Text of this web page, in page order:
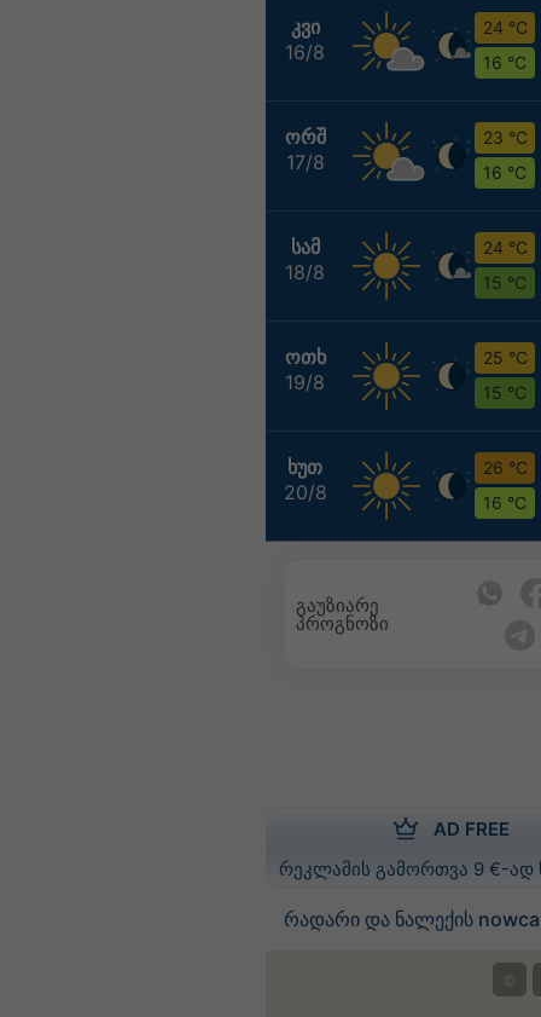
ᲙᲕᲘ
16/8
24 °C
16 °C
ᲝᲠᲨ
17/8
23 °C
16 °C
ᲡᲐᲛ
18/8
24 °C
15 °C
ᲝᲗᲮ
19/8
25 °C
15 °C
ᲮᲣᲗ
20/8
26 °C
16 °C
გაუზიარე
პროგნოზი
AD FREE
რეკლამის გამორთვა 9 €-ად
რადარი და ნალექის
©